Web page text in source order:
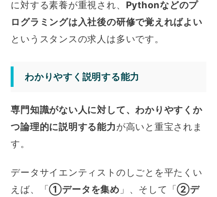
に対する素養が重視され、 Pythonなどのプ
ログラミングは入社後の研修で覚えればよい
というスタンスの求人は多いです。
わかりやすく説明する能力
専門知識がない人に対して、わかりやすくか
つ論理的に説明する能力が高いと重宝されま
す。
データサイエンティストのしごとを平たくい
えば、「①データを集め 」、そして「②デ